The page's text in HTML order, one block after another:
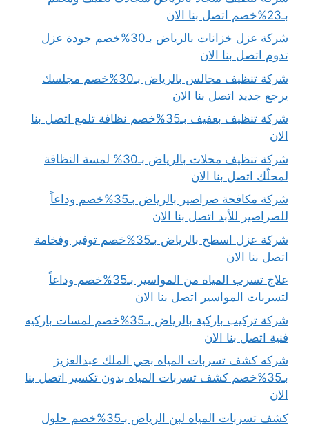
بـ23%خصم اتصل بنا الان
شركة عزل خزانات بالرياض بـ30%خصم جودة عزل
تدوم اتصل بنا الان
شركة تنظيف مجالس بالرياض بـ30%خصم مجلسك
يرجع جديد اتصل بنا الان
شركة تنظيف بعفيف بـ35%خصم نظافة تلمع اتصل بنا
الان
شركة تنظيف محلات بالرياض بـ30% لمسة النظافة
لمحلّك اتصل بنا الان
شركة مكافحة صراصير بالرياض بـ35%خصم وداعاً
للصراصير للأبد اتصل بنا الان
شركة عزل اسطح بالرياض بـ35%خصم توفير وفخامة
اتصل بنا الان
علاج تسرب المياه من المواسير بـ35%خصم وداعاً
لتسربات المواسير اتصل بنا الان
شركة تركيب باركية بالرياض بـ35%خصم لمسات باركيه
فنية اتصل بنا الان
شركه كشف تسربات المياه بحي الملك عبدالعزيز
بـ35%خصم كشف تسربات المياه بدون تكسير اتصل بنا
الان
كشف تسربات المياه لبن الرياض بـ35%خصم حلول